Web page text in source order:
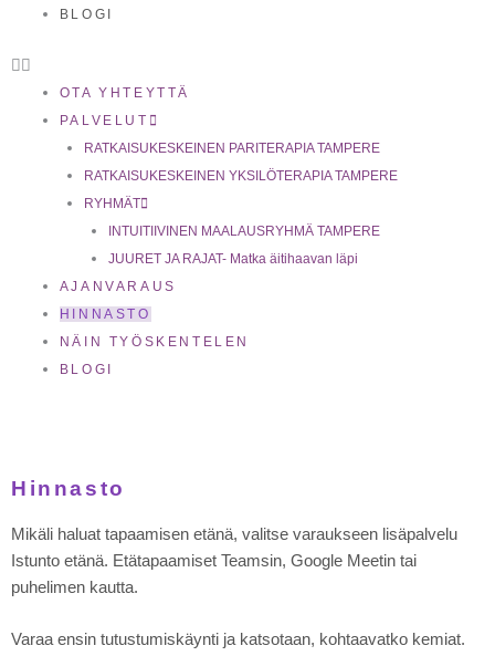
BLOGI
OTA YHTEYTTÄ
PALVELUT
RATKAISUKESKEINEN PARITERAPIA TAMPERE
RATKAISUKESKEINEN YKSILÖTERAPIA TAMPERE
RYHMÄT
INTUITIIVINEN MAALAUSRYHMÄ TAMPERE
JUURET JA RAJAT- Matka äitihaavan läpi
AJANVARAUS
HINNASTO
NÄIN TYÖSKENTELEN
BLOGI
Hinnasto
Mikäli haluat tapaamisen etänä, valitse varaukseen lisäpalvelu
Istunto etänä. Etätapaamiset Teamsin, Google Meetin tai
puhelimen kautta.
Varaa ensin tutustumiskäynti ja katsotaan, kohtaavatko kemiat.